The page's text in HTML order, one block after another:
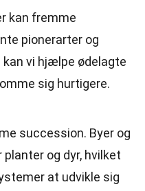
kan fremme
pionerarter og
vi hjælpe ødelagte
sig hurtigere.
succession. Byer og
og dyr, hvilket
at udvikle sig